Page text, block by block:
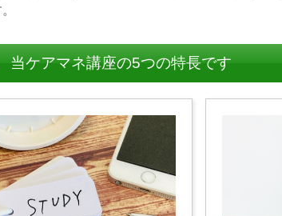
当ケアマネ講座の5つの特長です